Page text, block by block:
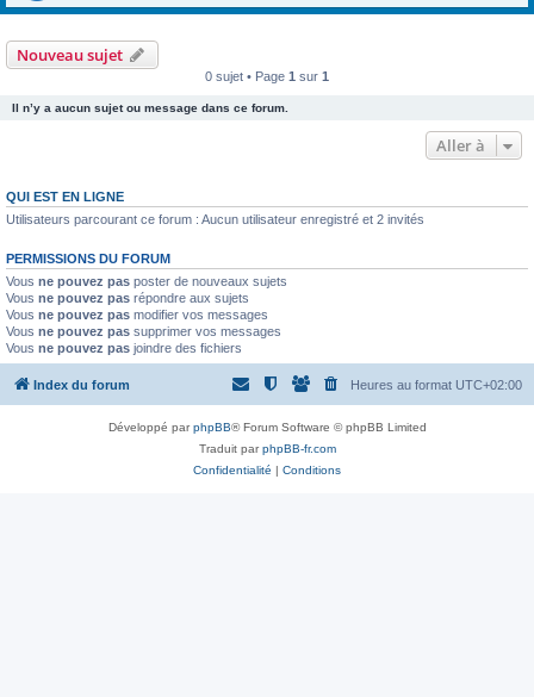
Nouveau sujet
0 sujet • Page 1 sur 1
Il n’y a aucun sujet ou message dans ce forum.
Aller à
QUI EST EN LIGNE
Utilisateurs parcourant ce forum : Aucun utilisateur enregistré et 2 invités
PERMISSIONS DU FORUM
Vous ne pouvez pas poster de nouveaux sujets
Vous ne pouvez pas répondre aux sujets
Vous ne pouvez pas modifier vos messages
Vous ne pouvez pas supprimer vos messages
Vous ne pouvez pas joindre des fichiers
Index du forum Heures au format UTC+02:00
Développé parphpBB® Forum Software © phpBB Limited
Traduit parphpBB-fr.com
Confidentialité | Conditions